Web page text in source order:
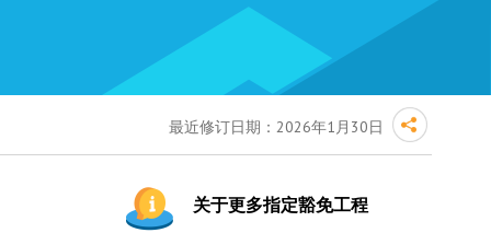
最近修订日期：2026年1月30日
关于更多指定豁免工程